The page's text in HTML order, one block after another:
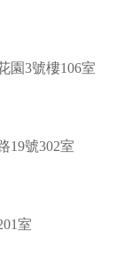
園3號樓106室
19號302室
室